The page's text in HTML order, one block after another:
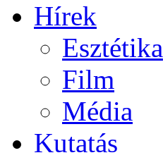
Hírek
Esztétika
Film
Média
Kutatás